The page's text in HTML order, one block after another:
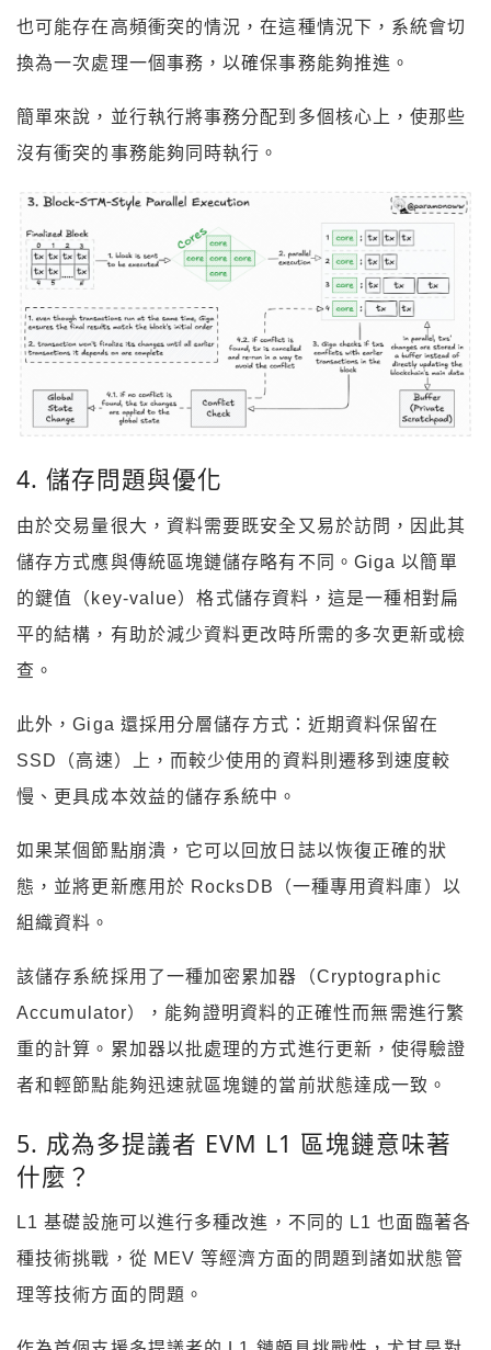
也可能存在高頻衝突的情況，在這種情況下，系統會切
換為一次處理一個事務，以確保事務能夠推進。
簡單來說，並行執行將事務分配到多個核心上，使那些
沒有衝突的事務能夠同時執行。
4. 儲存問題與優化
由於交易量很大，資料需要既安全又易於訪問，因此其
儲存方式應與傳統區塊鏈儲存略有不同。Giga 以簡單
的鍵值（key-value）格式儲存資料，這是一種相對扁
平的結構，有助於減少資料更改時所需的多次更新或檢
查。
此外，Giga 還採用分層儲存方式：近期資料保留在
SSD（高速）上，而較少使用的資料則遷移到速度較
慢、更具成本效益的儲存系統中。
如果某個節點崩潰，它可以回放日誌以恢復正確的狀
態，並將更新應用於 RocksDB（一種專用資料庫）以
組織資料。
該儲存系統採用了一種加密累加器（Cryptographic
Accumulator），能夠證明資料的正確性而無需進行繁
重的計算。累加器以批處理的方式進行更新，使得驗證
者和輕節點能夠迅速就區塊鏈的當前狀態達成一致。
5. 成為多提議者 EVM L1 區塊鏈意味著
什麼？
L1 基礎設施可以進行多種改進，不同的 L1 也面臨著各
種技術挑戰，從 MEV 等經濟方面的問題到諸如狀態管
理等技術方面的問題。